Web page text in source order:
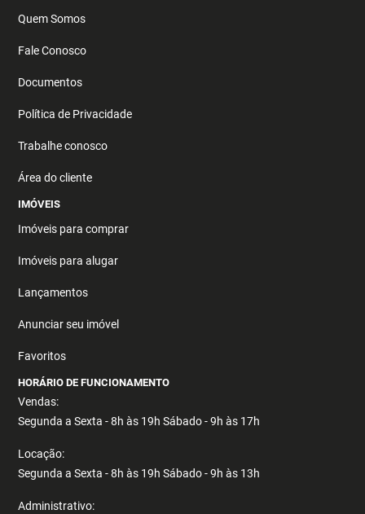
Quem Somos
Fale Conosco
Documentos
Política de Privacidade
Trabalhe conosco
Área do cliente
IMÓVEIS
Imóveis para comprar
Imóveis para alugar
Lançamentos
Anunciar seu imóvel
Favoritos
HORÁRIO DE FUNCIONAMENTO
Vendas:
Segunda a Sexta - 8h às 19h Sábado - 9h às 17h
Locação:
Segunda a Sexta - 8h às 19h Sábado - 9h às 13h
Administrativo: